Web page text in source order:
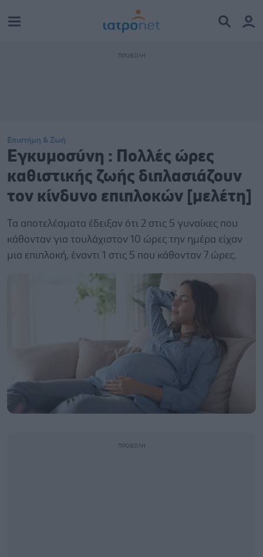
Επιστήμη & Ζωή
Εγκυμοσύνη : Πολλές ώρες
καθιστικής ζωής διπλασιάζουν
τον κίνδυνο επιπλοκών [μελέτη]
Τα αποτελέσματα έδειξαν ότι 2 στις 5 γυναίκες που
κάθονταν για τουλάχιστον 10 ώρες την ημέρα είχαν
μια επιπλοκή, έναντι 1 στις 5 που κάθονταν 7 ώρες.